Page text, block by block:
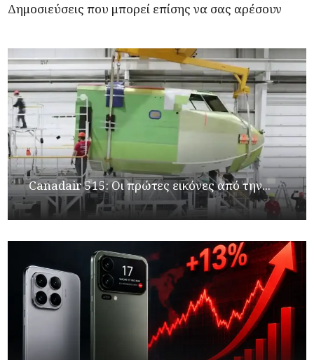
Δημοσιεύσεις που μπορεί επίσης να σας αρέσουν
Canadair 515: Οι πρώτες εικόνες από την...